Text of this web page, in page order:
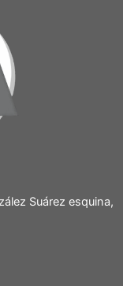
Suárez esquina,